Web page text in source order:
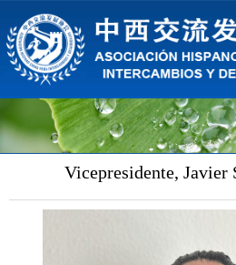
Inicio
Sobre Nosotros
Vicepresidente, Javier